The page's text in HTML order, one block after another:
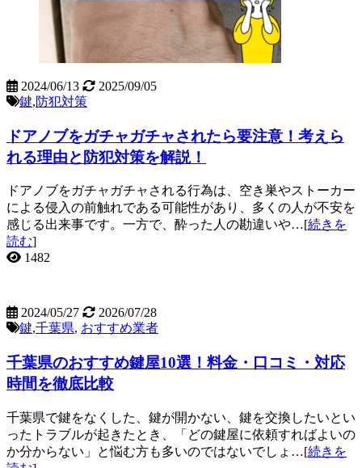
2024/06/13
2025/09/05
鍵,防犯対策
ドアノブをガチャガチャされたら要注意！考えら
れる理由と防犯対策を解説！
ドアノブをガチャガチャされる行為は、空き巣やストーカー
による侵入の前触れである可能性があり、多くの人が不安を
感じる出来事です。一方で、酔った人の勘違いや…[続きを
読む]
1482
2024/05/27
2026/07/28
鍵,千葉県, おすすめ業者
千葉県のおすすめ鍵屋10選！料金・口コミ・対応
時間を徹底比較
千葉県で鍵をなくした、鍵が開かない、鍵を交換したいとい
ったトラブルが起きたとき、「どの鍵屋に依頼すればよいの
か分からない」と悩む方も多いのではないでしょ…[続きを